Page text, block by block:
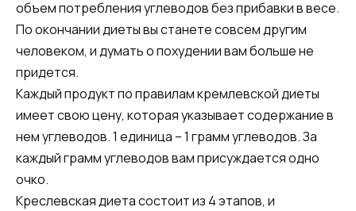
объем потребления углеводов без прибавки в весе.
По окончании диеты вы станете совсем другим
человеком, и думать о похудении вам больше не
придется.
Каждый продукт по правилам кремлевской диеты
имеет свою цену, которая указывает содержание в
нем углеводов. 1 единица – 1 грамм углеводов. За
каждый грамм углеводов вам присуждается одно
очко.
Креслевская диета состоит из 4 этапов, и